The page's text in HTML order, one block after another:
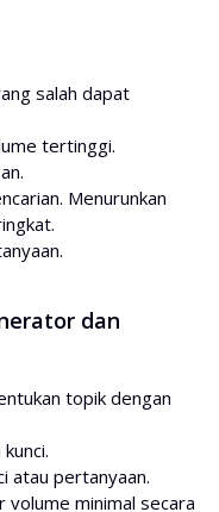
salah dapat
tertinggi.
Menurunkan
dan
topik dengan
atau pertanyaan.
volume minimal secara